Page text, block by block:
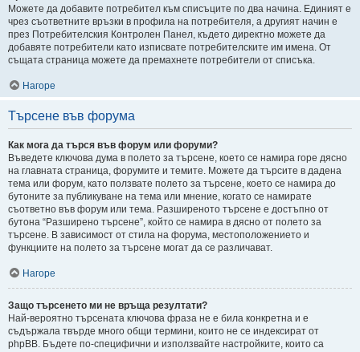
Можете да добавите потребител към списъците по два начина. Единият е
чрез съответните връзки в профила на потребителя, а другият начин е
през Потребителския Контролен Панел, където директно можете да
добавяте потребители като изписвате потребителските им имена. От
същата страница можете да премахнете потребители от списъка.
Нагоре
Търсене във форума
Как мога да търся във форум или форуми?
Въведете ключова дума в полето за търсене, което се намира горе дясно
на главната страница, форумите и темите. Можете да търсите в дадена
тема или форум, като ползвате полето за търсене, което се намира до
бутоните за публикуване на тема или мнение, когато се намирате
съответно във форум или тема. Разширеното търсене е достъпно от
бутона “Разширено търсене”, който се намира в дясно от полето за
търсене. В зависимост от стила на форума, местоположението и
функциите на полето за търсене могат да се различават.
Нагоре
Защо търсенето ми не връща резултати?
Най-вероятно търсената ключова фраза не е била конкретна и е
съдържала твърде много общи термини, които не се индексират от
phpBB. Бъдете по-специфични и използвайте настройките, които са